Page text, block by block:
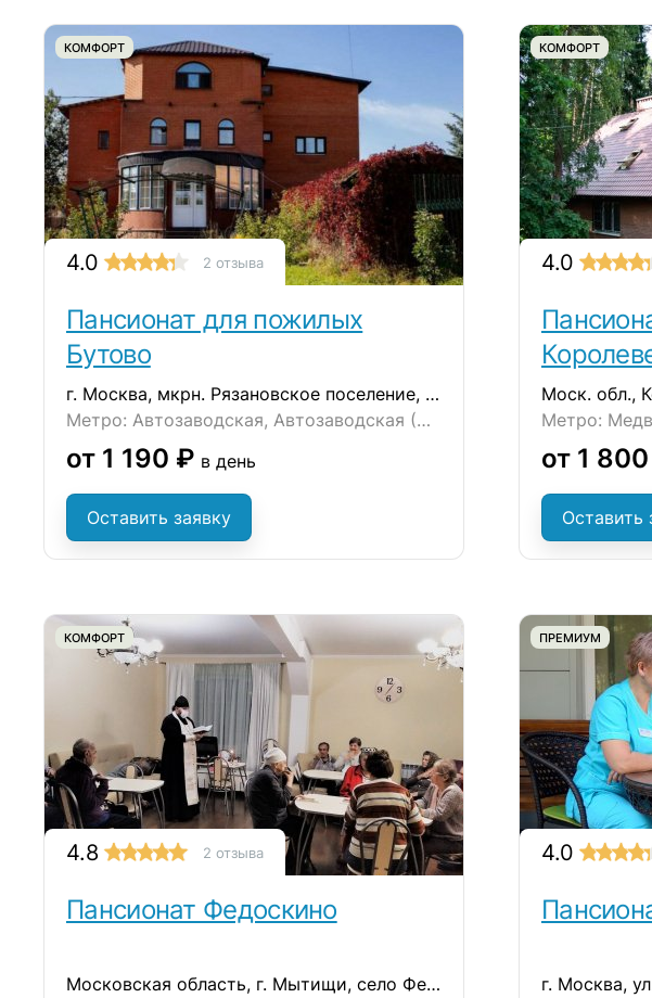
КОМФОРТ
4.0 2 отзыва
Пансионат для пожилых
Бутово
г. Москва, мкрн. Рязановское поселение, ул. Восточная, д. 6
Метро: Автозаводская, Автозаводская (МЦК), Бульвар Дмитрия Донского
от 1 190 ₽ в день
Оставить заявку
КОМФОРТ
4.0
Метро:
от 1
Оставить
КОМФОРТ
4.8 2 отзыва
Пансионат Федоскино
Московская область, г. Мытищи, село Федоскино
ПРЕМИУМ
4.0